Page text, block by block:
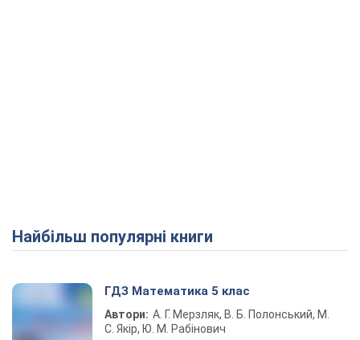
Найбільш популярні книги
ГДЗ Математика 5 клас
Автори: А. Г. Мерзляк, В. Б. Полонський, М.
С. Якір, Ю. М. Рабінович